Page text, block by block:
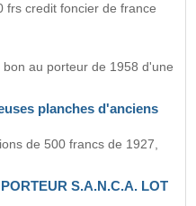
frs credit foncier de france
au porteur de 1958 d'une
planches d'anciens
de 500 francs de 1927,
S.A.N.C.A. LOT